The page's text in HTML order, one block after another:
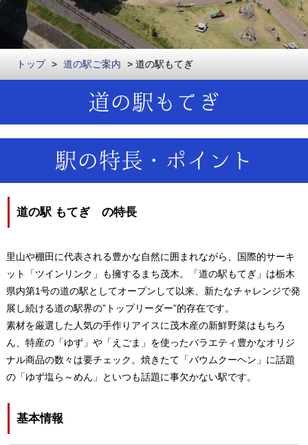
トップ > 道の駅ご案内 > 道の駅もてぎ
道の駅もてぎ
駅の特長・ポイント
道の駅 もてぎ の特長
里山や棚田に代表される豊かな自然に囲まれながら、国際的サーキ
ット「ツインリンク」も擁するまち茂木。「道の駅もてぎ」は栃木
県内第1号の道の駅としてオープンして以来、新たなチャレンジで発
展し続ける道の駅界の”トップリーダー”的存在です。
素材を厳選した人気の手作りアイスに茂木産の新鮮野菜はもちろ
ん、特産の「ゆず」や「えごま」を使ったバラエティ豊かなオリジ
ナル商品の数々は要チェック。焼きたて「バウムクーヘン」に話題
の「ゆず塩ら～めん」といつも話題に事欠かない駅です。
基本情報